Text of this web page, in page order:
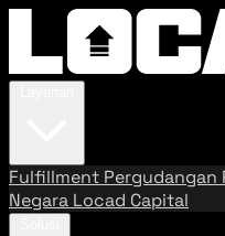
Fulfillment Pergudangan
Negara Locad Capital